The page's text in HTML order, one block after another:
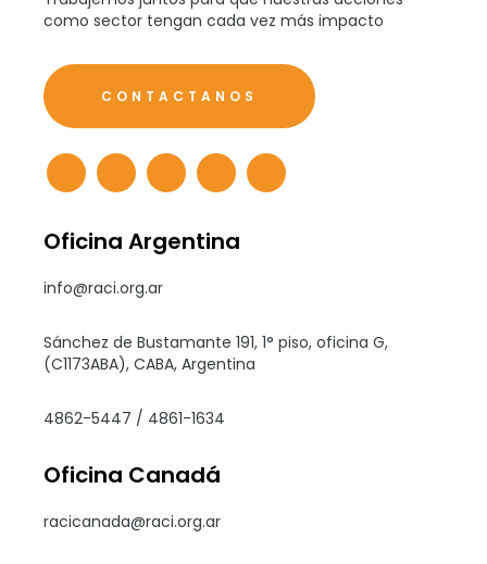
como sector tengan cada vez más impacto
CONTACTANOS
Oficina Argentina
info@raci.org.ar
Sánchez de Bustamante 191, 1° piso, oficina G,
(C1173ABA), CABA, Argentina
4862-5447 / 4861-1634
Oficina Canadá
racicanada@raci.org.ar